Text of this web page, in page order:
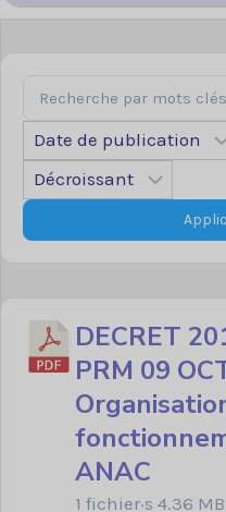
DECRET
PRM 09
ANAC
1 fichier·s 4.36 MB